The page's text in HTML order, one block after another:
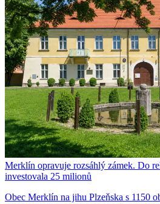
Merklín opravuje rozsáhlý zámek. Do
investovala 25 milionů
Obec Merklín na jihu Plzeňska s 1150